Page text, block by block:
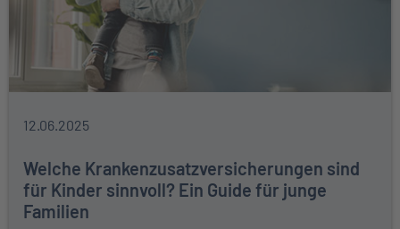
12.06.2025
Welche Krankenzusatzversicherungen sind
für Kinder sinnvoll? Ein Guide für junge
Familien